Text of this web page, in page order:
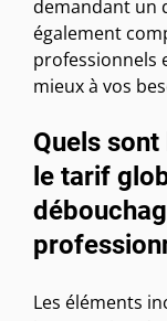
demandant un
également
professionnels
mieux à vos
Quels
le tarif
Les éléments